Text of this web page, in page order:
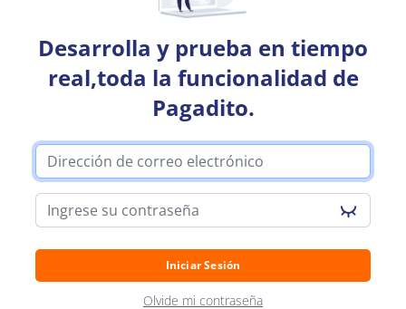
Cambiar país
Cambiar idioma
Desarrolla y prueba en tiempo
real,toda la funcionalidad de
Pagadito.
Iniciar Sesión
Olvide mi contraseña